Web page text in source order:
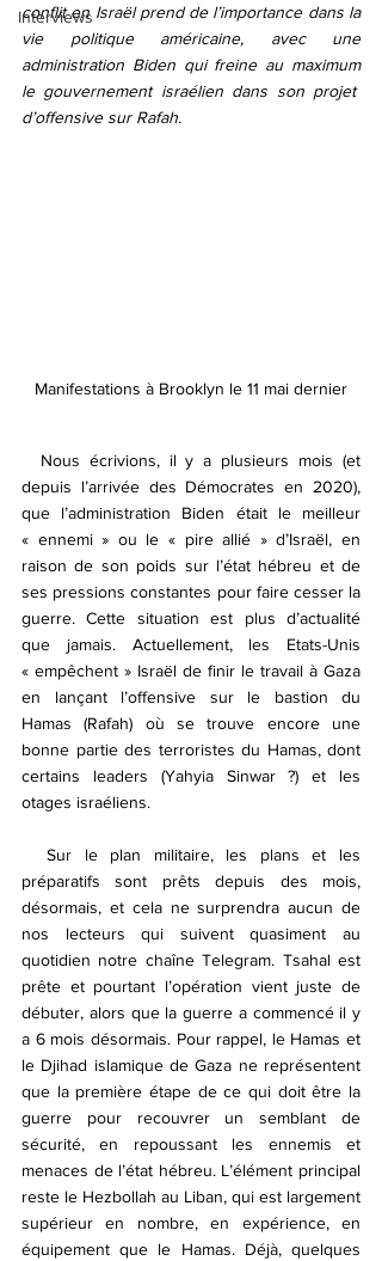
Interviews
conflit en Israël prend de l’importance dans la
vie politique américaine, avec une
administration Biden qui freine au maximum
le gouvernement israélien dans son projet
d’offensive sur Rafah.
Manifestations à Brooklyn le 11 mai dernier
depuis l’arrivée des Démocrates en 2020),
que l’administration Biden était le meilleur
« ennemi » ou le « pire allié » d’Israël, en
raison de son poids sur l’état hébreu et de
ses pressions constantes pour faire cesser la
guerre. Cette situation est plus d’actualité
que jamais. Actuellement, les Etats-Unis
« empêchent » Israël de finir le travail à Gaza
en lançant l’offensive sur le bastion du
Hamas (Rafah) où se trouve encore une
bonne partie des terroristes du Hamas, dont
certains leaders (Yahyia Sinwar ?) et les
otages israéliens.
  Sur le plan militaire, les plans et les
préparatifs sont prêts depuis des mois,
désormais, et cela ne surprendra aucun de
nos lecteurs qui suivent quasiment au
quotidien notre chaîne Telegram. Tsahal est
prête et pourtant l’opération vient juste de
débuter, alors que la guerre a commencé il y
a 6 mois désormais. Pour rappel, le Hamas et
le Djihad islamique de Gaza ne représentent
que la première étape de ce qui doit être la
guerre pour recouvrer un semblant de
sécurité, en repoussant les ennemis et
menaces de l’état hébreu. L’élément principal
reste le Hezbollah au Liban, qui est largement
supérieur en nombre, en expérience, en
équipement que le Hamas. Déjà, quelques